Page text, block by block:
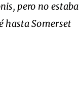
pero no estaba
hasta Somerset